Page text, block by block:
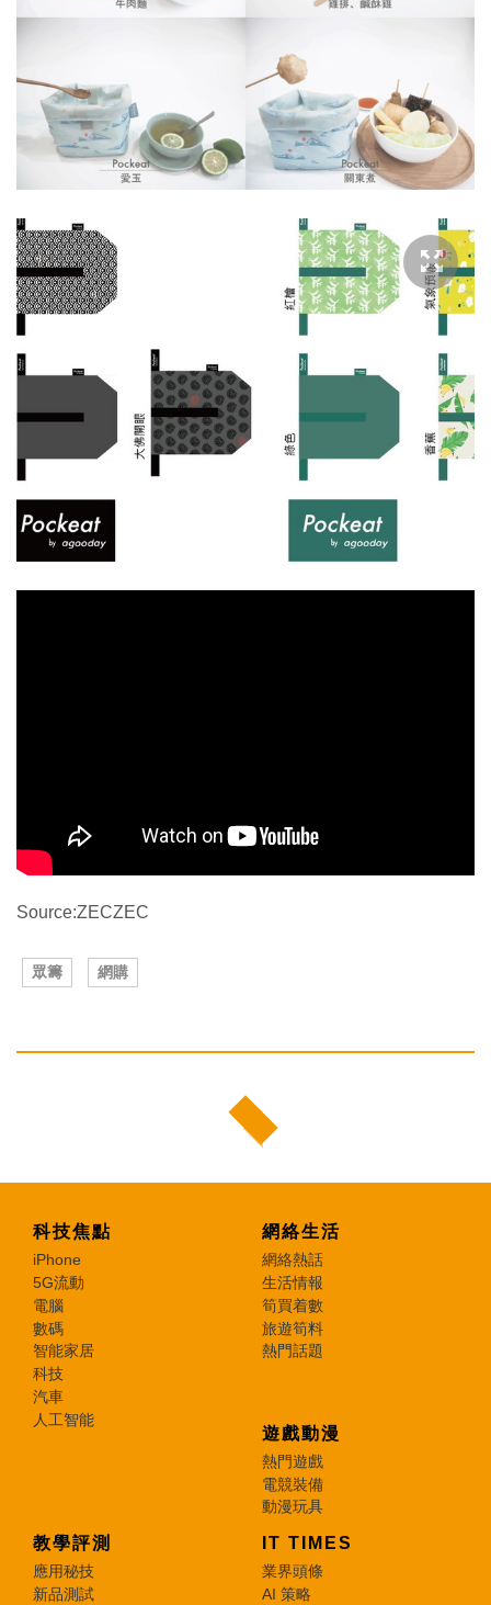
Source:ZECZEC
眾籌 網購
科技焦點
iPhone
5G流動
電腦
數碼
智能家居
科技
汽車
人工智能
網絡生活
網絡熱話
生活情報
筍買着數
旅遊筍料
熱門話題
遊戲動漫
熱門遊戲
電競裝備
動漫玩具
教學評測
應用秘技
新品測試
IT TIMES
業界頭條
AI 策略